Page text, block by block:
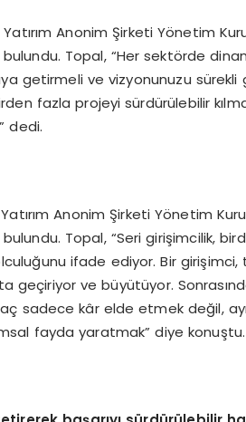
Anonim Şirketi Yönetim
Topal, “Her sektörde
getirmeli ve vizyonunuzu sürekli
fazla projeyi sürdürülebilir
dedi.
Anonim Şirketi Yönetim
Topal, “Seri girişimcilik,
ifade ediyor. Bir
geçiriyor ve büyütüyor.
sadece kâr elde etmek değil,
fayda yaratmak” diye konuştu.